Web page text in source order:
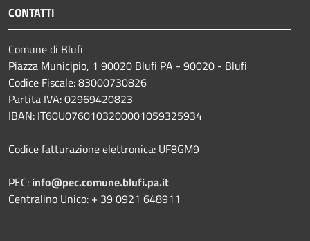
CONTATTI
Comune di Blufi
Piazza Municipio, 1 90020 Blufi PA - 90020 - Blufi
Codice Fiscale: 83000730826
Partita IVA: 02969420823
IBAN: IT60U0760103200001059325934
Codice fatturazione elettronica: UF8GM9
PEC: info@pec.comune.blufi.pa.it
Centralino Unico: + 39 0921 648911